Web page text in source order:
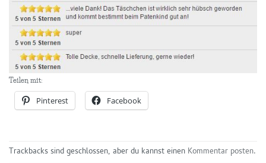
Teilen mit:
Pinterest Facebook
Trackbacks sind geschlossen, aber du kannst einen Kommentar posten.